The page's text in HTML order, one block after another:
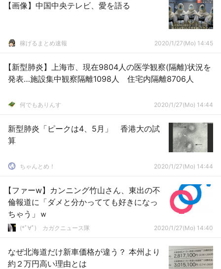
【画像】中国中央テレビ、愛を語る
稼げるまとめ速報 2020/1/27(Mo) 14:45
【新型肺炎】上海市、現在9804人の医学観察(隔離)状況を
発表…施設集中観察隔離1098人 住宅内隔離8706人
何でもありんす 2020/1/27(Mo) 14:44
新型肺炎「ピークは4、5月」 香港大の試
算
ちゃんとめ！ 2020/1/27(Mo) 14:44
【ファーw】カンニング竹山さん、東出の不
倫報道に「ダメと分かってても好きになっ
ちゃう」ｗ
(*ﾟ∀ﾟ)ゞカガクニュース隊 2020/1/27(Mo) 14:40
なぜ北海道だけ新車価格が違う？ 本州より
約２万円高い理由とは